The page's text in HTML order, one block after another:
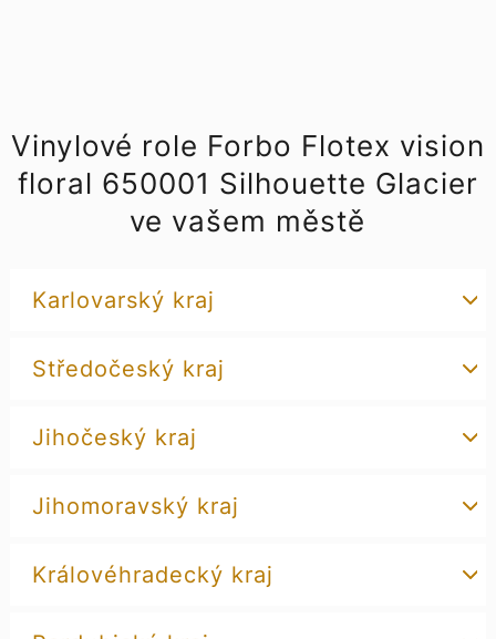
Vinylové role Forbo Flotex vision
floral 650001 Silhouette Glacier
ve vašem městě
Karlovarský kraj
Středočeský kraj
Jihočeský kraj
Jihomoravský kraj
Královéhradecký kraj